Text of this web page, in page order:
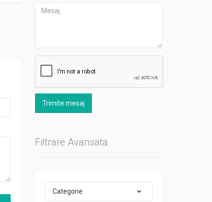
Trimite mesaj
Filtrare Avansata
Categorie